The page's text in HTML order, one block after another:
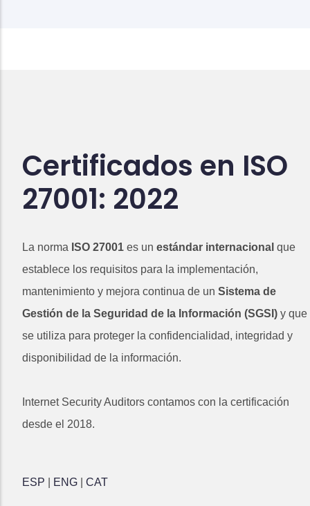
Certificados en ISO
27001: 2022
La norma ISO 27001 es un estándar internacional que
establece los requisitos para la implementación,
mantenimiento y mejora continua de un Sistema de
Gestión de la Seguridad de la Información (SGSI) y que
se utiliza para proteger la confidencialidad, integridad y
disponibilidad de la información.
Internet Security Auditors contamos con la certificación
desde el 2018.
ESP ENG CAT